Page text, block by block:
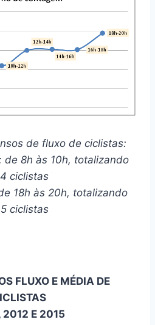
de fluxo de ciclistas:
de 8h às 10h, totalizando
ciclistas
18h às 20h, totalizando
ciclistas
FLUXO E MÉDIA DE
2012 E 2015